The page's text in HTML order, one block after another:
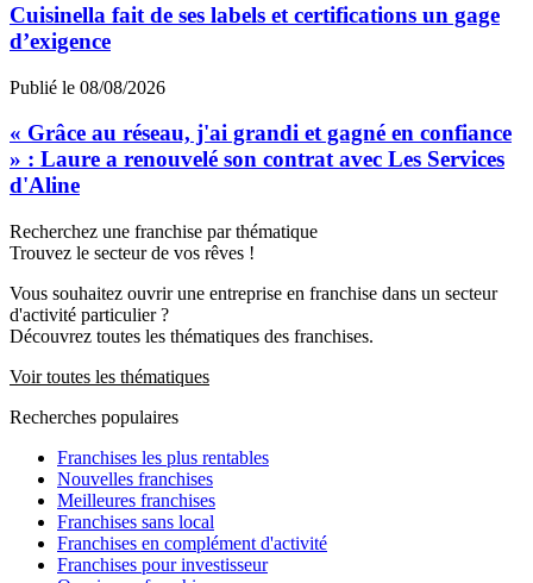
Cuisinella fait de ses labels et certifications un gage
d’exigence
Publié le 08/08/2026
« Grâce au réseau, j'ai grandi et gagné en confiance
» : Laure a renouvelé son contrat avec Les Services
d'Aline
Recherchez une franchise par thématique
Trouvez le secteur de vos rêves !
Vous souhaitez ouvrir une entreprise en franchise dans un secteur
d'activité particulier ?
Découvrez toutes les thématiques des franchises.
Voir toutes les thématiques
Recherches populaires
Franchises les plus rentables
Nouvelles franchises
Meilleures franchises
Franchises sans local
Franchises en complément d'activité
Franchises pour investisseur